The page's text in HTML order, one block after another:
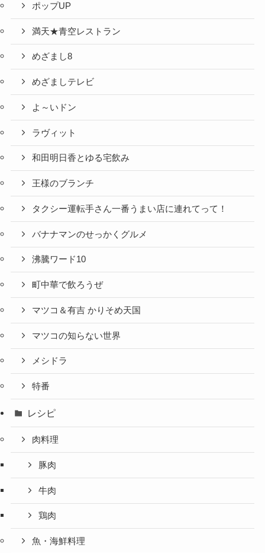
ポップUP
満天★青空レストラン
めざまし8
めざましテレビ
よ～いドン
ラヴィット
和田明日香とゆる宅飲み
王様のブランチ
タクシー運転手さん一番うまい店に連れてって！
バナナマンのせっかくグルメ
沸騰ワード10
町中華で飲ろうぜ
マツコ＆有吉 かりそめ天国
マツコの知らない世界
メシドラ
特番
レシピ
肉料理
豚肉
牛肉
鶏肉
魚・海鮮料理